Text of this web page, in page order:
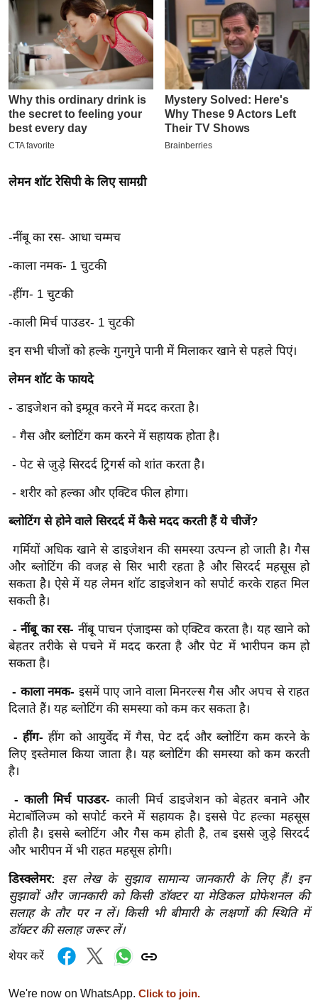
इ
म
ई
-
पे
प
र
सा
ल
बे
मि
सा
ल
श
ख्सि
यं
ग
डि
या
हि
त्य
ग
त
ऑ
व
र्ल्ड
न्यू
ज
ब्री
म
नो
ज
न
ज
ग
त
बॉ
ली
वु
ड
ली
लेमन शॉट रेसिपी के लिए सामग्री
-नींबू का रस- आधा चम्‍मच
-काला नमक- 1 चुटकी
-हींग- 1 चुटकी
-काली मिर्च पाउडर- 1 चुटकी
इन सभी चीजों को हल्के गुनगुने पानी में मिलाकर खाने से पहले पिएं।
लेमन शॉट के फायदे
- डाइजेशन को इम्प्रूव करने में मदद करता है।
- गैस और ब्लोटिंग कम करने में सहायक होता है।
- पेट से जुड़े सिरदर्द ट्रिगर्स को शांत करता है।
- शरीर को हल्का और एक्टिव फील होगा।
ब्लोटिंग से होने वाले सिरदर्द में कैसे मदद करती हैं ये चीजें?
गर्मियों अधिक खाने से डाइजेशन की समस्या उत्पन्न हो जाती है। गैस
और ब्लोटिंग की वजह से सिर भारी रहता है और सिरदर्द महसूस हो
सकता है। ऐसे में यह लेमन शॉट डाइजेशन को सपोर्ट करके राहत मिल
सकती है।
- नींबू का रस- नींबू पाचन एंजाइम्स को एक्टिव करता है। यह खाने को
बेहतर तरीके से पचने में मदद करता है और पेट में भारीपन कम हो
सकता है।
- काला नमक- इसमें पाए जाने वाला मिनरल्स गैस और अपच से राहत
दिलाते हैं। यह ब्लोटिंग की समस्या को कम कर सकता है।
- हींग- हींग को आयुर्वेद में गैस, पेट दर्द और ब्लोटिंग कम करने के
लिए इस्तेमाल किया जाता है। यह ब्लोटिंग की समस्या को कम करती
है।
- काली मिर्च पाउडर- काली मिर्च डाइजेशन को बेहतर बनाने और
मेटाबॉलिज्म को सपोर्ट करने में सहायक है। इससे पेट हल्का महसूस
होती है। इससे ब्लोटिंग और गैस कम होती है, तब इससे जुड़े सिरदर्द
और भारीपन में भी राहत महसूस होगी।
डिस्क्लेमर: इस लेख के सुझाव सामान्य जानकारी के लिए हैं। इन
सुझावों और जानकारी को किसी डॉक्टर या मेडिकल प्रोफेशनल की
सलाह के तौर पर न लें। किसी भी बीमारी के लक्षणों की स्थिति में
डॉक्टर की सलाह जरूर लें।
शेयर करें
We're now on WhatsApp. Click to join.